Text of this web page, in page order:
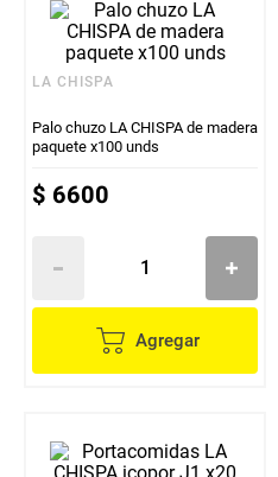
LA CHISPA
Palo chuzo LA CHISPA de madera
paquete x100 unds
$ 6600
Agregar